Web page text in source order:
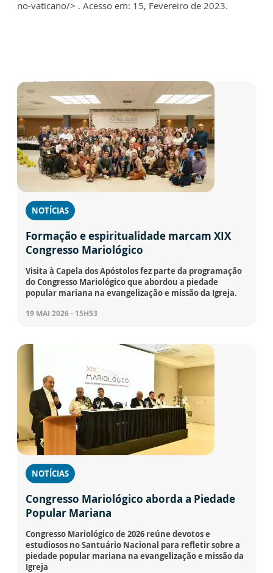
no-vaticano/> . Acesso em: 15, Fevereiro de 2023.
NOTÍCIAS
Formação e espiritualidade marcam XIX
Congresso Mariológico
Visita à Capela dos Apóstolos fez parte da programação
do Congresso Mariológico que abordou a piedade
popular mariana na evangelização e missão da Igreja.
19 MAI 2026 - 15H53
NOTÍCIAS
Congresso Mariológico aborda a Piedade
Popular Mariana
Congresso Mariológico de 2026 reúne devotos e
estudiosos no Santuário Nacional para refletir sobre a
piedade popular mariana na evangelização e missão da
Igreja